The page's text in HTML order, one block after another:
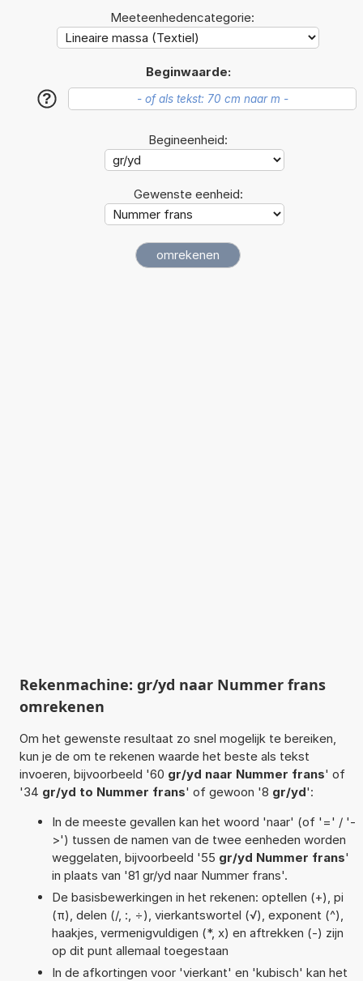
Meeteenhedencategorie:
Beginwaarde:
?
Begineenheid:
Gewenste eenheid:
Rekenmachine: gr/yd naar Nummer frans
omrekenen
Om het gewenste resultaat zo snel mogelijk te bereiken,
kun je de om te rekenen waarde het beste als tekst
invoeren, bijvoorbeeld '60 gr/yd naar Nummer frans' of
'34 gr/yd to Nummer frans' of gewoon '8 gr/yd':
In de meeste gevallen kan het woord 'naar' (of '=' / '-
>') tussen de namen van de twee eenheden worden
weggelaten, bijvoorbeeld '55 gr/yd Nummer frans'
in plaats van '81 gr/yd naar Nummer frans'.
De basisbewerkingen in het rekenen: optellen (+), pi
(π), delen (/, :, ÷), vierkantswortel (√), exponent (^),
haakjes, vermenigvuldigen (*, x) en aftrekken (-) zijn
op dit punt allemaal toegestaan
In de afkortingen voor 'vierkant' en 'kubisch' kan het